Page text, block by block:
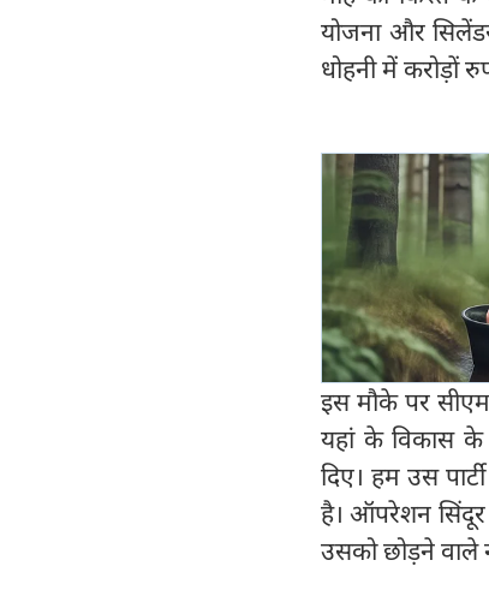
योजना और
धोहनी में करोड़ों
इस मौके पर
यहां के विकास
दिए। हम उस
है। ऑपरेशन सिंदूर
उसको छोड़ने वाले